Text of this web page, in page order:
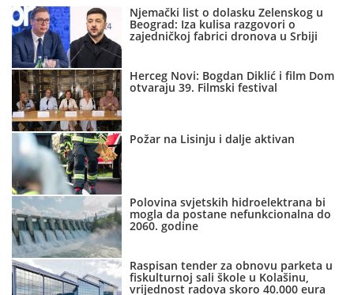
Njemački list o dolasku Zelenskog u
Beograd: Iza kulisa razgovori o
zajedničkoj fabrici dronova u Srbiji
Herceg Novi: Bogdan Diklić i film Dom
otvaraju 39. Filmski festival
Požar na Lisinju i dalje aktivan
Polovina svjetskih hidroelektrana bi
mogla da postane nefunkcionalna do
2060. godine
Raspisan tender za obnovu parketa u
fiskulturnoj sali škole u Kolašinu,
vrijednost radova skoro 40.000 eura